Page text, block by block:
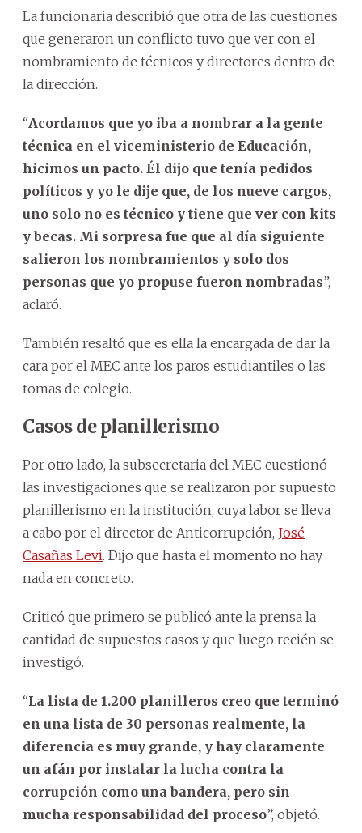
La funcionaria describió que otra de las cuestiones
que generaron un conflicto tuvo que ver con el
nombramiento de técnicos y directores dentro de
la dirección.
“Acordamos que yo iba a nombrar a la gente
técnica en el viceministerio de Educación,
hicimos un pacto. Él dijo que tenía pedidos
políticos y yo le dije que, de los nueve cargos,
uno solo no es técnico y tiene que ver con kits
y becas. Mi sorpresa fue que al día siguiente
salieron los nombramientos y solo dos
personas que yo propuse fueron nombradas”,
aclaró.
También resaltó que es ella la encargada de dar la
cara por el MEC ante los paros estudiantiles o las
tomas de colegio.
Casos de planillerismo
Por otro lado, la subsecretaria del MEC cuestionó
las investigaciones que se realizaron por supuesto
planillerismo en la institución, cuya labor se lleva
a cabo por el director de Anticorrupción, José
Casañas Levi. Dijo que hasta el momento no hay
nada en concreto.
Criticó que primero se publicó ante la prensa la
cantidad de supuestos casos y que luego recién se
investigó.
“La lista de 1.200 planilleros creo que terminó
en una lista de 30 personas realmente, la
diferencia es muy grande, y hay claramente
un afán por instalar la lucha contra la
corrupción como una bandera, pero sin
mucha responsabilidad del proceso”, objetó.